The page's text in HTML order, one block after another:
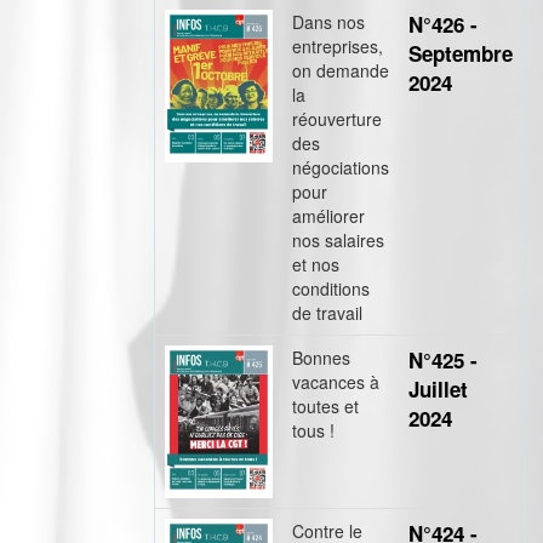
Dans nos
entreprises,
on demande
la
réouverture
des
négociations
pour
améliorer
nos salaires
et nos
conditions
de travail
N°426 -
Septembre
2024
Bonnes
vacances à
toutes et
tous !
N°425 -
Juillet
2024
Contre le N°424 -